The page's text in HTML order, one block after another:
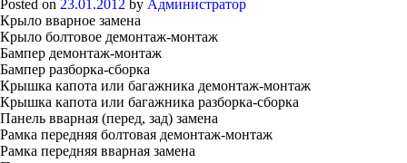
Posted on 23.01.2012 by Администратор
Крыло вварное замена
Крыло болтовое демонтаж-монтаж
Бампер демонтаж-монтаж
Бампер разборка-сборка
Крышка капота или багажника демонтаж-монтаж
Крышка капота или багажника разборка-сборка
Панель вварная (перед, зад) замена
Рамка передняя болтовая демонтаж-монтаж
Рамка передняя вварная замена